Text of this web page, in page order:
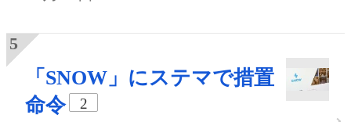
「SNOW」にステマで措置
命令
2